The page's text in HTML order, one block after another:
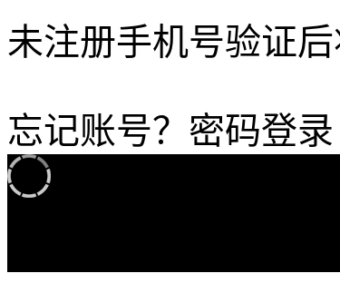
未注册手机号验证
忘记账号？ 密码登录